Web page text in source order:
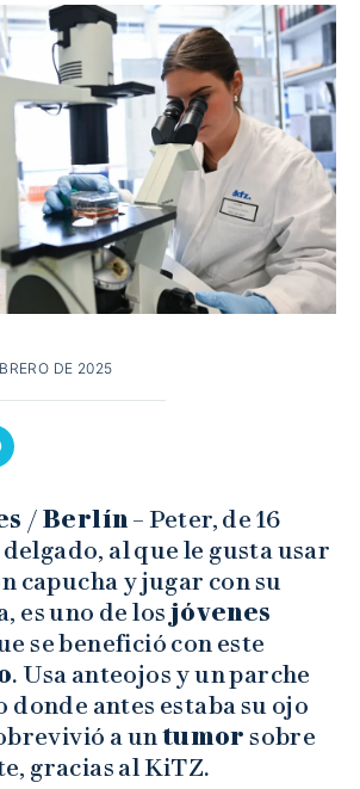
DE 2025
/ Berlín – Peter, de 16
al que le gusta usar
capucha y jugar con su
es uno de los jóvenes
se benefició con este
. Usa anteojos y un parche
donde antes estaba su ojo
a un tumor sobre
gracias al KiTZ.